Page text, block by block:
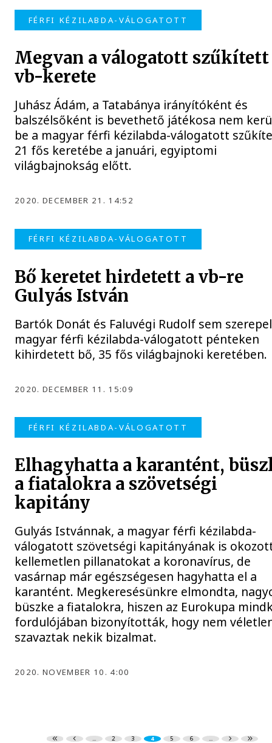
FÉRFI KÉZILABDA-VÁLOGATOTT
Megvan a válogatott szűkített
vb-kerete
Juhász Ádám, a Tatabánya irányítóként és
balszélsőként is bevethető játékosa nem
be a magyar férfi kézilabda-válogatott
21 fős keretébe a januári, egyiptomi
világbajnokság előtt.
2020. DECEMBER 21. 14:52
FÉRFI KÉZILABDA-VÁLOGATOTT
Bő keretet hirdetett a vb-re
Gulyás István
Bartók Donát és Faluvégi Rudolf sem
magyar férfi kézilabda-válogatott pénteken
kihirdetett bő, 35 fős világbajnoki keretében.
2020. DECEMBER 11. 15:09
FÉRFI KÉZILABDA-VÁLOGATOTT
Elhagyhatta a karantént,
a fiatalokra a szövetségi
kapitány
Gulyás Istvánnak, a magyar férfi kézilabda-
válogatott szövetségi kapitányának is
kellemetlen pillanatokat a koronavírus, de
vasárnap már egészségesen hagyhatta el a
karantént. Megkeresésünkre elmondta,
büszke a fiatalokra, hiszen az Eurokupa
fordulójában bizonyították, hogy nem
szavaztak nekik bizalmat.
2020. NOVEMBER 10. 4:00
... 2 3 4 5 6 ...